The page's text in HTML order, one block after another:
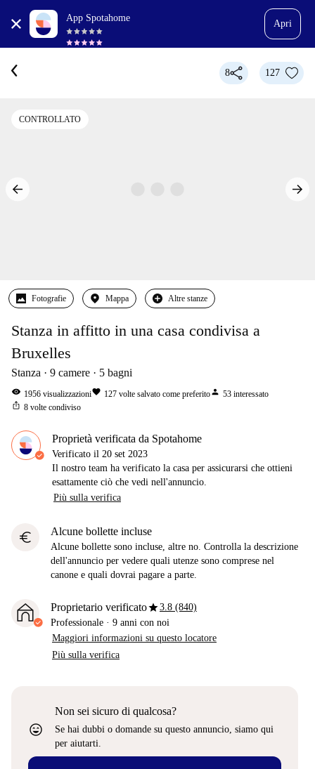
App Spotahome
Apri
8 127
CONTROLLATO
Fotografie Mappa Altre stanze
Stanza in affitto in una casa condivisa a
Bruxelles
Stanza 9 camere 5 bagni
visibility 1956 visualizzazionifavorite 127 volte salvato come preferitoperson 53 interessato
ios_share 8 volte condiviso
Proprietà verificata da Spotahome
Verificato il 20 set 2023
Il nostro team ha verificato la casa per assicurarsi che ottieni
esattamente ciò che vedi nell'annuncio.
Più sulla verifica
euro Alcune bollette incluse
Alcune bollette sono incluse, altre no. Controlla la descrizione
dell'annuncio per vedere quali utenze sono comprese nel
canone e quali dovrai pagare a parte.
Proprietario verificatostar3.8 (840)
Professionale · 9 anni con noi
Maggiori informazioni su questo locatore
Più sulla verifica
sentiment_very_satisfied
Non sei sicuro di qualcosa?
Se hai dubbi o domande su questo annuncio, siamo qui
per aiutarti.